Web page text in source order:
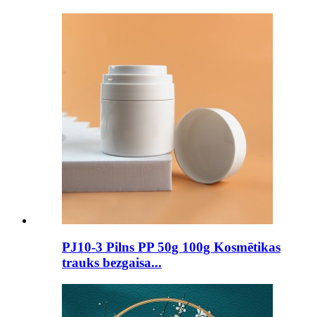
PJ10-3 Pilns PP 50g 100g Kosmētikas
trauks bezgaisa...